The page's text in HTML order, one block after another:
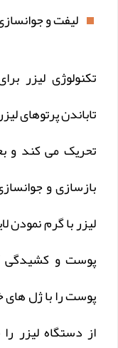
لیفت و
تکنولوژی لیزر
تاباندن پرتوهای
تحریک می کند و
بازسازی و
لیزر با گرم
پوست و کشیدگی
پوست را با ژل
از دستگاه لیزر